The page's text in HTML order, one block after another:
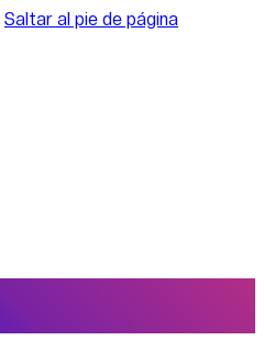
Saltar al pie de página